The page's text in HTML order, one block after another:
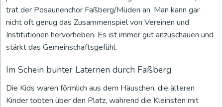
trat der Posaunenchor Faßberg/Müden an. Man kann gar
nicht oft genug das Zusammenspiel von Vereinen und
Institutionen hervorheben. Es ist immer gut anzuschauen und
stärkt das Gemeinschaftsgefühl.
Im Schein bunter Laternen durch Faßberg
Die Kids waren förmlich aus dem Häuschen, die älteren
Kinder tobten über den Platz, während die Kleinsten mit